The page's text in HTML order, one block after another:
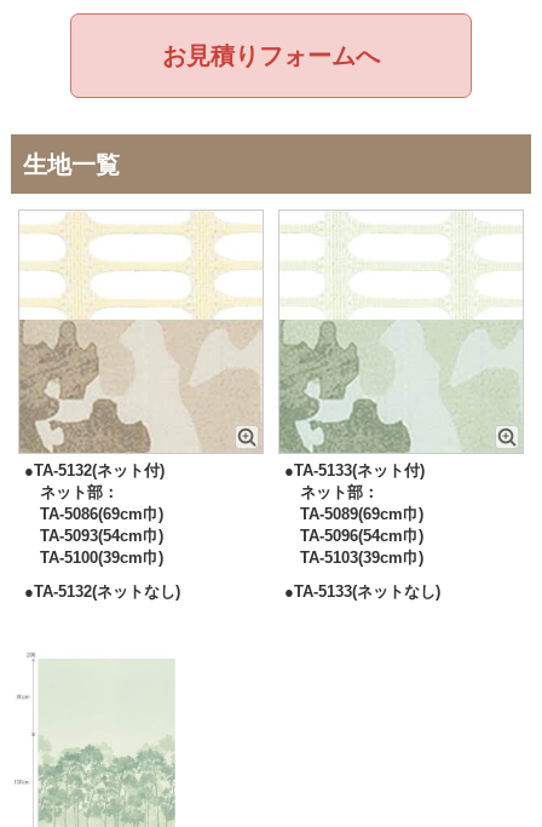
お見積りフォームへ
生地一覧
●TA-5132(ネット付)
ネット部：
TA-5086(69cm巾)
TA-5093(54cm巾)
TA-5100(39cm巾)
●TA-5132(ネットなし)
●TA-5133(ネット付)
ネット部：
TA-5089(69cm巾)
TA-5096(54cm巾)
TA-5103(39cm巾)
●TA-5133(ネットなし)